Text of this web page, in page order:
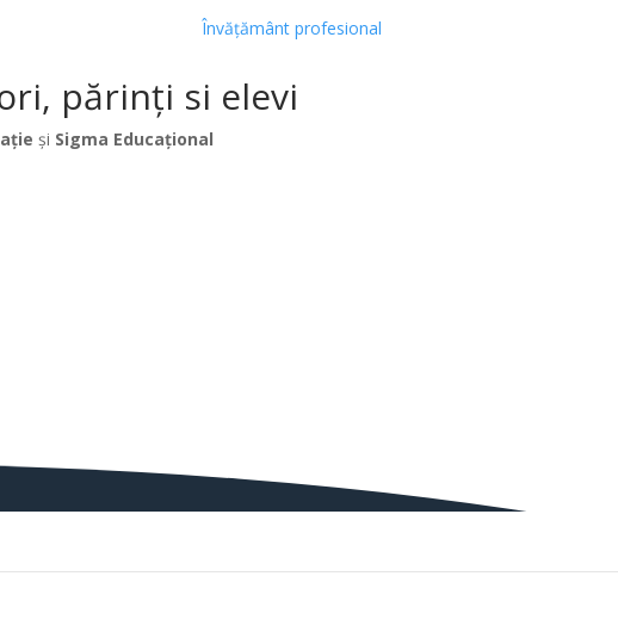
Învățământ profesional
părinți si elevi
și Sigma Educațional